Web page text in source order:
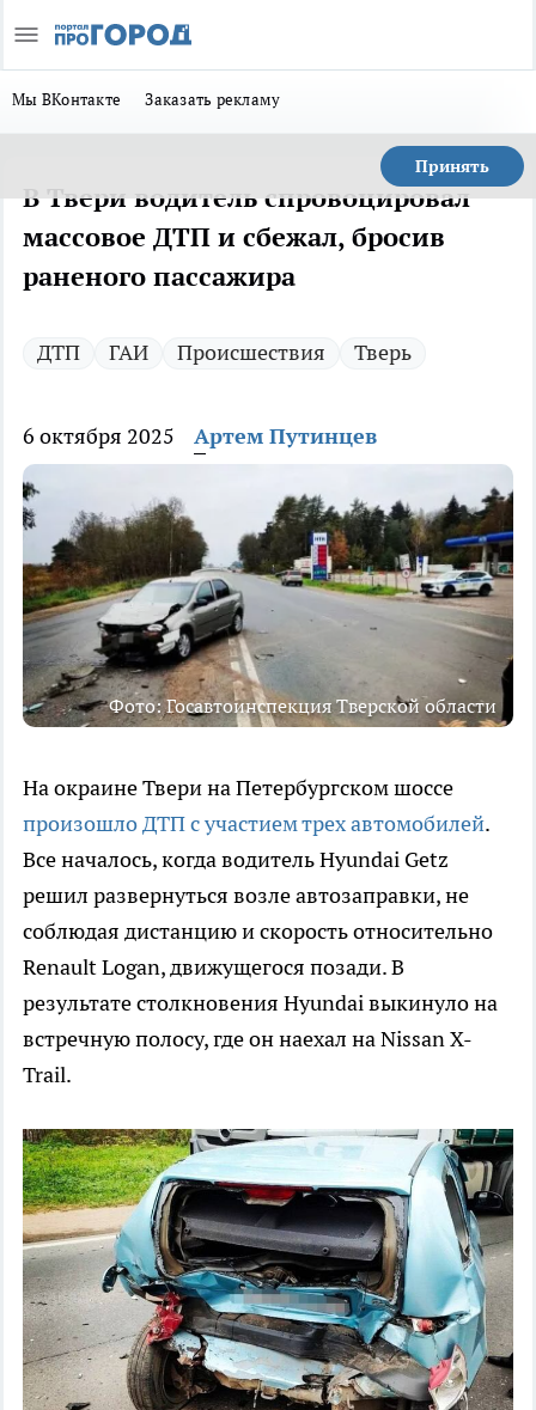
Мы ВКонтакте Заказать рекламу
Принять
В Твери водитель спровоцировал
массовое ДТП и сбежал, бросив
раненого пассажира
ДТП ГАИ Происшествия Тверь
6 октября 2025 Артем Путинцев
Фото: Госавтоинспекция Тверской области
На окраине Твери на Петербургском шоссе
произошло ДТП с участием трех автомобилей.
Все началось, когда водитель Hyundai Getz
решил развернуться возле автозаправки, не
соблюдая дистанцию и скорость относительно
Renault Logan, движущегося позади. В
результате столкновения Hyundai выкинуло на
встречную полосу, где он наехал на Nissan X-
Trail.